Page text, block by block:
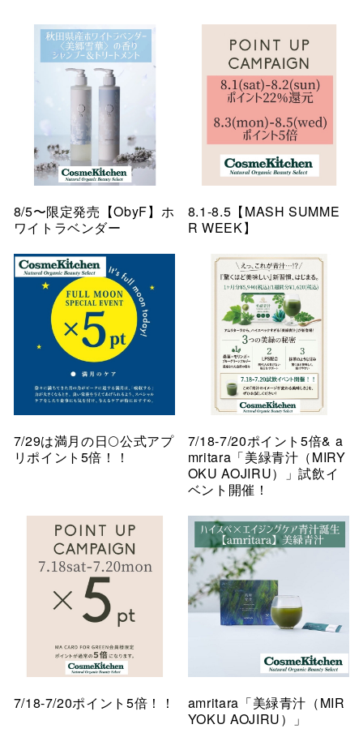
8/5〜限定発売【ObyF】ホ
ワイトラベンダー
8.1-8.5【MASH SUMME
R WEEK】
7/29は満月の日🌕公式アプ
リポイント5倍！！
7/18-7/20ポイント5倍& a
mritara「美緑青汁（MIRY
OKU AOJIRU）」試飲イ
ベント開催！
7/18-7/20ポイント5倍！！
amritara「美緑青汁（MIR
YOKU AOJIRU）」